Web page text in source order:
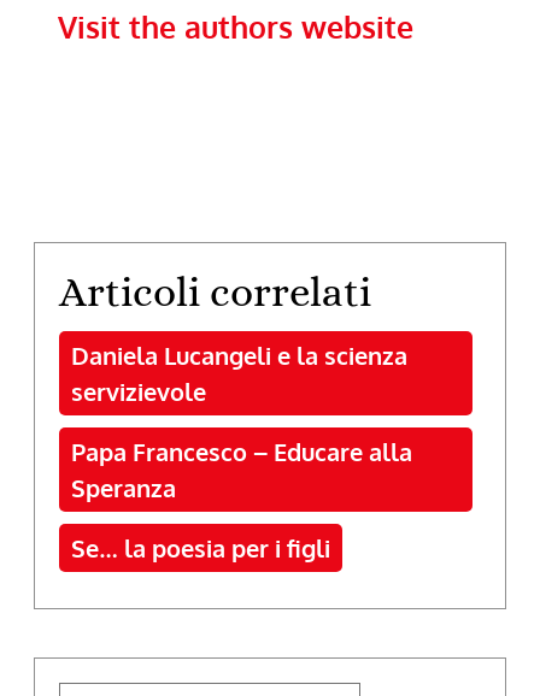
Visit the authors website
Articoli correlati
Daniela Lucangeli e la scienza
servizievole
Papa Francesco – Educare alla
Speranza
Se… la poesia per i figli